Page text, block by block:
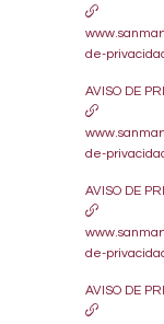
de-
AVISO DE
de-
AVISO DE
de-
AVISO DE